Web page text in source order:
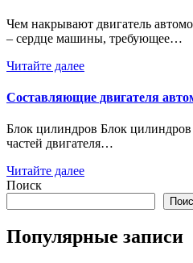
Чем накрывают двигатель
– сердце машины, требующее…
Читайте далее
Составляющие двигателя
Блок цилиндров Блок
частей двигателя…
Читайте далее
Поиск
Популярные записи